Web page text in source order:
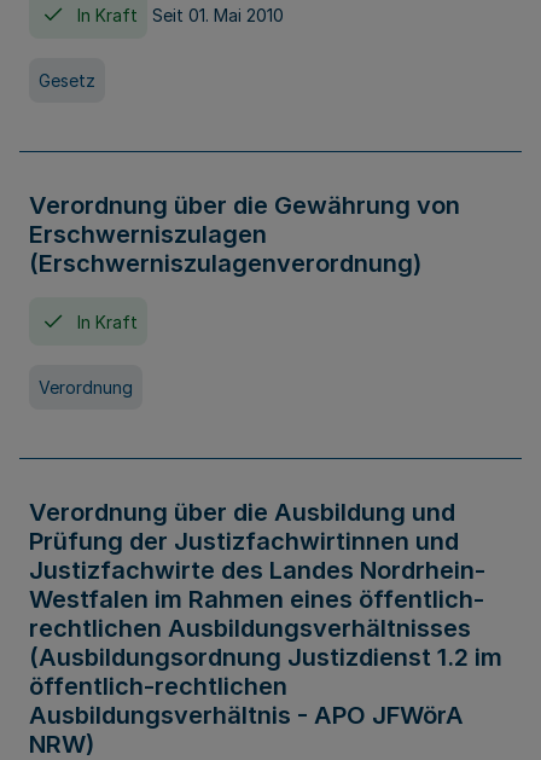
In Kraft Seit 01. Mai 2010
Gesetz
Verordnung über die Gewährung von
Erschwerniszulagen
(Erschwerniszulagenverordnung)
In Kraft
Verordnung
Verordnung über die Ausbildung und
Prüfung der Justizfachwirtinnen und
Justizfachwirte des Landes Nordrhein-
Westfalen im Rahmen eines öffentlich-
rechtlichen Ausbildungsverhältnisses
(Ausbildungsordnung Justizdienst 1.2 im
öffentlich-rechtlichen
Ausbildungsverhältnis - APO JFWörA
NRW)